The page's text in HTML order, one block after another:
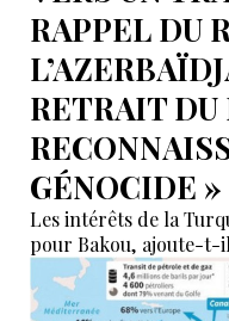
RAPPEL DU
RETRAIT DU
GÉNOCIDE »
Les intérêts de la
pour Bakou, ajoute-